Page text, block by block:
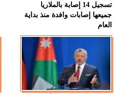
تسجيل 14 إصابة بالملاريا
جميعها إصابات وافدة منذ بداية
العام